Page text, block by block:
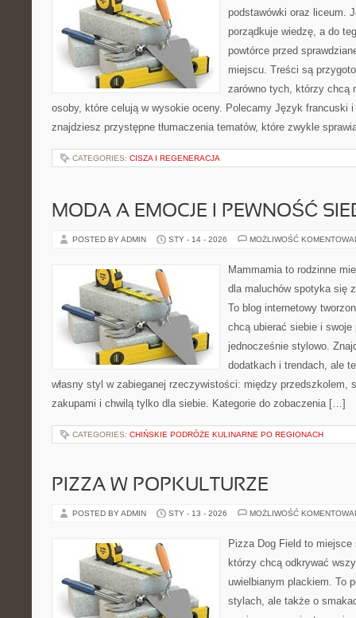
podstawówki oraz liceum.
porządkuje wiedzę, a do
powtórce przed
miejscu. Treści są
zarówno tych, którzy chcą
osoby, które celują w wysokie oceny. Polecamy Język francuski
znajdziesz przystępne tłumaczenia tematów, które zwykle
CATEGORIES: CISZA I REGENERACJA
MODA A EMOCJE I PEWNOŚĆ
POSTED BY ADMIN STY - 14 - 2026 MOŻLIWOŚĆ
Mammamia to rodzinne
dla maluchów spotyka się
To blog internetowy
chcą ubierać siebie i
jednocześnie stylowo.
dodatkach i trendach, ale
własny styl w zabieganej rzeczywistości: między przedszkolem,
zakupami i chwilą tylko dla siebie. Kategorie do zobaczenia […]
CATEGORIES: CHIŃSKIE PODRÓŻE KULINARNE PO REGIONACH
PIZZA W POPKULTURZE
POSTED BY ADMIN STY - 13 - 2026 MOŻLIWOŚĆ
Pizza Dog Field to
którzy chcą odkrywać
uwielbianym plackiem. To
stylach, ale także o